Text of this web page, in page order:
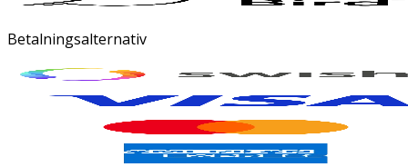
Betalningsalternativ